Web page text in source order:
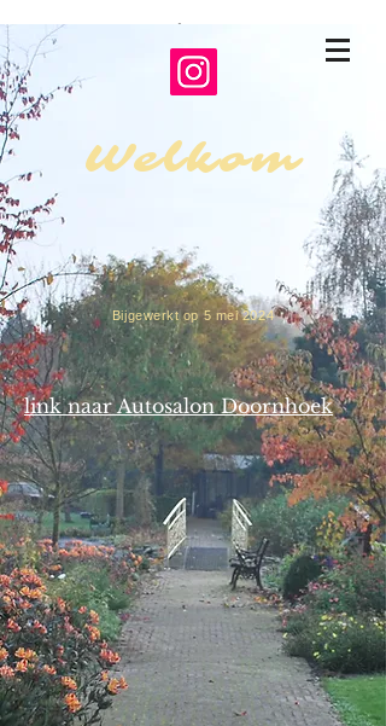
Bomentuin
Doornhoek
Welkom
Bijgewerkt op 5 mei 2024
link naar Autosalon Doornhoek